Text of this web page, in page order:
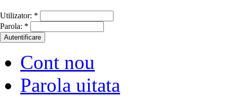
Utilizator: *
Parola: *
Cont nou
Parola uitata